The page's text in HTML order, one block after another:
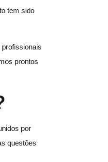
tem sido
prontos
por
questões